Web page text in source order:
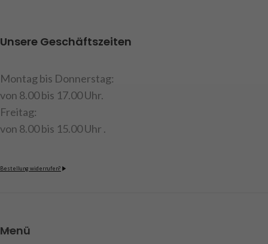
Unsere Geschäftszeiten
Montag bis Donnerstag:
von 8.00 bis 17.00 Uhr.
Freitag:
von 8.00 bis 15.00 Uhr .
Bestellung widerrufen?
Menü